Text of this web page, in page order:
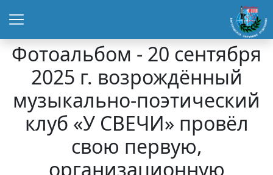
Фотоальбом - 20 сентября
2025 г. возрождённый
музыкально-поэтический
клуб «У СВЕЧИ» провёл
свою первую,
организационную